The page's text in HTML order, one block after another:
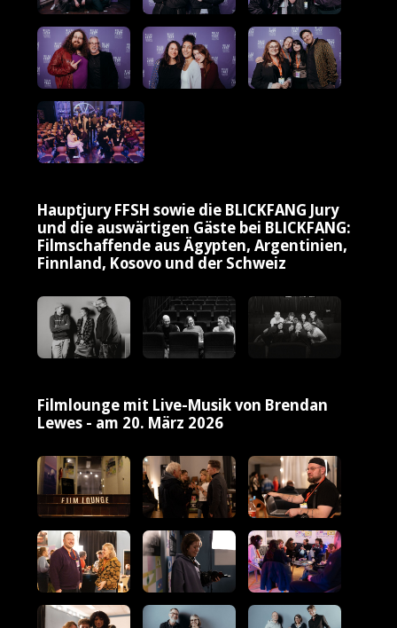
Hauptjury FFSH sowie die BLICKFANG Jury
und die auswärtigen Gäste bei BLICKFANG:
Filmschaffende aus Ägypten, Argentinien,
Finnland, Kosovo und der Schweiz
Filmlounge mit Live-Musik von Brendan
Lewes - am 20. März 2026